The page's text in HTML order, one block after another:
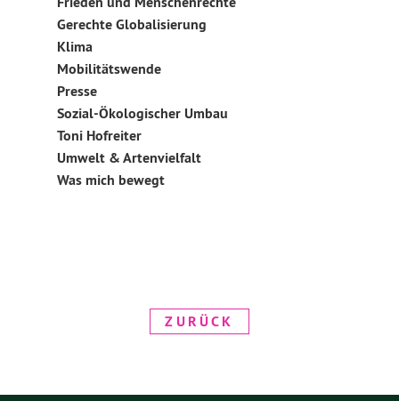
Gerechte Globalisierung
Klima
Mobilitätswende
Presse
Sozial-Ökologischer Umbau
Toni Hofreiter
Umwelt & Artenvielfalt
Was mich bewegt
ZURÜCK